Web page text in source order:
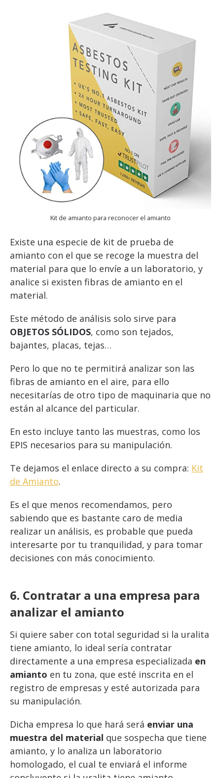
Kit de amianto para reconocer el amianto
Existe una especie de kit de prueba de
amianto con el que se recoge la muestra del
material para que lo envíe a un laboratorio, y
analice si existen fibras de amianto en el
material.
Este método de análisis solo sirve para
OBJETOS SÓLIDOS, como son tejados,
bajantes, placas, tejas…
Pero lo que no te permitirá analizar son las
fibras de amianto en el aire, para ello
necesitarías de otro tipo de maquinaria que no
están al alcance del particular.
En esto incluye tanto las muestras, como los
EPIS necesarios para su manipulación.
Te dejamos el enlace directo a su compra: Kit
de Amianto.
Es el que menos recomendamos, pero
sabiendo que es bastante caro de media
realizar un análisis, es probable que pueda
interesarte por tu tranquilidad, y para tomar
decisiones con más conocimiento.
6. Contratar a una empresa para
analizar el amianto
Si quiere saber con total seguridad si la uralita
tiene amianto, lo ideal sería contratar
directamente a una empresa especializada en
amianto en tu zona, que esté inscrita en el
registro de empresas y esté autorizada para
su manipulación.
Dicha empresa lo que hará será enviar una
muestra del material que sospecha que tiene
amianto, y lo analiza un laboratorio
homologado, el cual te enviará el informe